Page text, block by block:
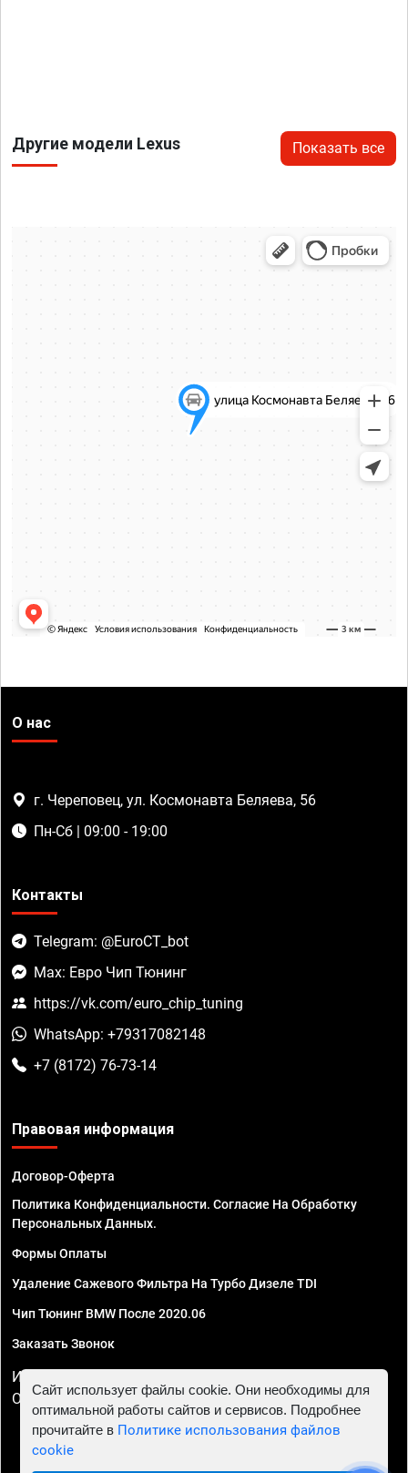
Другие модели Lexus Показать все
О нас
г. Череповец, ул. Космонавта Беляева, 56
Пн-Сб | 09:00 - 19:00
Контакты
Telegram: @EuroCT_bot
Max: Евро Чип Тюнинг
https://vk.com/euro_chip_tuning
WhatsApp: +79317082148
+7 (8172) 76-73-14
Правовая информация
Договор-Оферта
Политика Конфиденциальности. Согласие На Обработку
Персональных Данных.
Формы Оплаты
Удаление Сажевого Фильтра На Турбо Дизеле TDI
Чип Тюнинг BMW После 2020.06
Заказать Звонок
ИП Смирнов Георгий Павлович. ИНН 781302555843,
ОГРНИП 324470400032610
Сайт использует файлы cookie. Они необходимы для
оптимальной работы сайтов и сервисов. Подробнее
прочитайте в Политике использования файлов
cookie